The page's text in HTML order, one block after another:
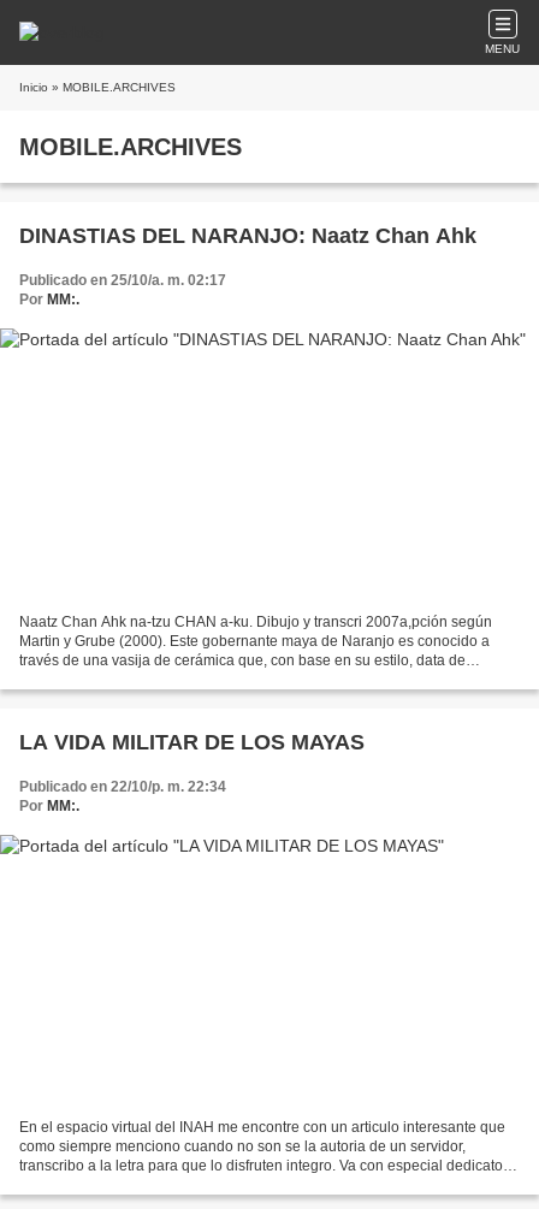
MENU
Inicio » MOBILE.ARCHIVES
MOBILE.ARCHIVES
DINASTIAS DEL NARANJO: Naatz Chan Ahk
Publicado en 25/10/a. m. 02:17
Por MM:.
Naatz Chan Ahk na-tzu CHAN a-ku. Dibujo y transcri 2007a,pción según
Martin y Grube (2000). Este gobernante maya de Naranjo es conocido a
través de una vasija de cerámica que, con base en su estilo, data de
LA VIDA MILITAR DE LOS MAYAS
Publicado en 22/10/p. m. 22:34
Por MM:.
En el espacio virtual del INAH me encontre con un articulo interesante que
como siempre menciono cuando no son se la autoria de un servidor,
transcribo a la letra para que lo disfruten integro. Va con especial dedicatoria